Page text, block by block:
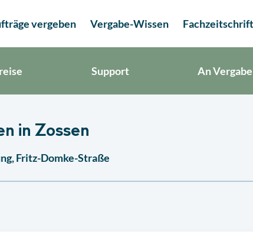
vergeben Vergabe-Wissen
Support An
in Zossen
Fritz-Domke-Straße